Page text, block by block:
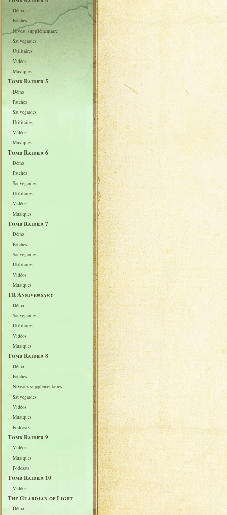
Démo
Patches
Niveau supplémentaire
Sauvegardes
Utilitaires
Vidéos
Musiques
Tomb Raider 5
Démo
Patches
Sauvegardes
Utilitaires
Vidéos
Musiques
Tomb Raider 6
Démo
Patches
Sauvegardes
Utilitaires
Vidéos
Musiques
Tomb Raider 7
Démo
Patches
Sauvegardes
Utilitaires
Vidéos
Musiques
TR Anniversary
Démo
Sauvegardes
Utilitaires
Vidéos
Musiques
Tomb Raider 8
Démo
Patches
Niveaux supplémentaires
Sauvegardes
Vidéos
Musiques
Podcasts
Tomb Raider 9
Vidéos
Musiques
Podcasts
Tomb Raider 10
Vidéos
The Guardian of Light
Démo